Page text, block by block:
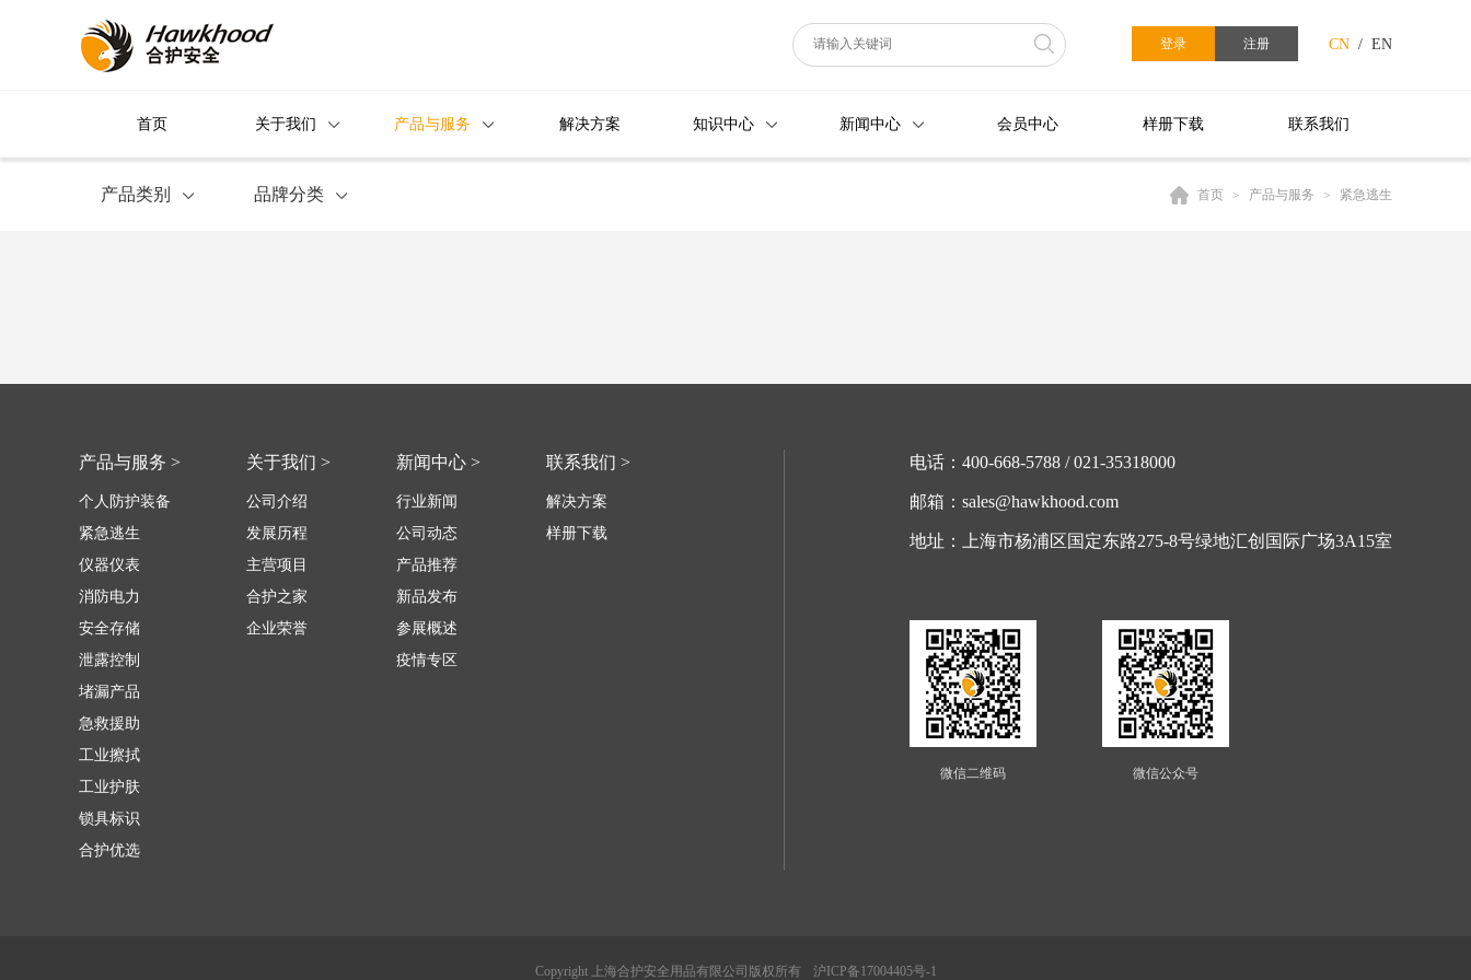
登录 注册 CN / EN
首页 关于我们 产品与服务 解决方案 知识中心 新闻中心 会员中心 样册下载 联系我们
产品类别 品牌分类 首页 > 产品与服务 > 紧急逃生
产品与服务 >
个人防护装备
紧急逃生
仪器仪表
消防电力
安全存储
泄露控制
堵漏产品
急救援助
工业擦拭
工业护肤
锁具标识
合护优选
关于我们 >
公司介绍
发展历程
主营项目
合护之家
企业荣誉
新闻中心 >
行业新闻
公司动态
产品推荐
新品发布
参展概述
疫情专区
联系我们 >
解决方案
样册下载
电话：400-668-5788 / 021-35318000
邮箱：sales@hawkhood.com
地址：上海市杨浦区国定东路275-8号绿地汇创国际广场3A15室
微信二维码 微信公众号
Copyright 上海合护安全用品有限公司版权所有 沪ICP备17004405号-1